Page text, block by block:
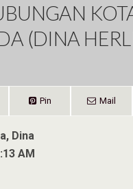
(DINA
Pin Mail
Dina
AM